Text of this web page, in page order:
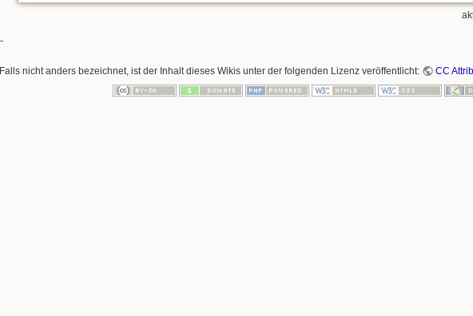
Falls nicht anders bezeichnet, ist der Inhalt dieses Wikis unter der folgenden Lizenz veröffentlicht: CC